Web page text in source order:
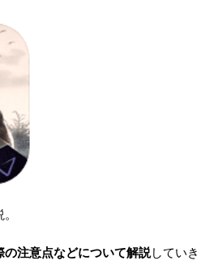
注意点などについて解説していき